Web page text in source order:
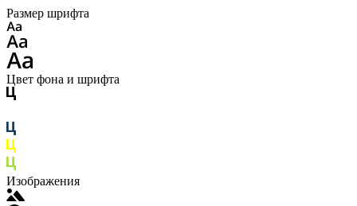
Размер шрифта
Цвет фона и шрифта
Изображения